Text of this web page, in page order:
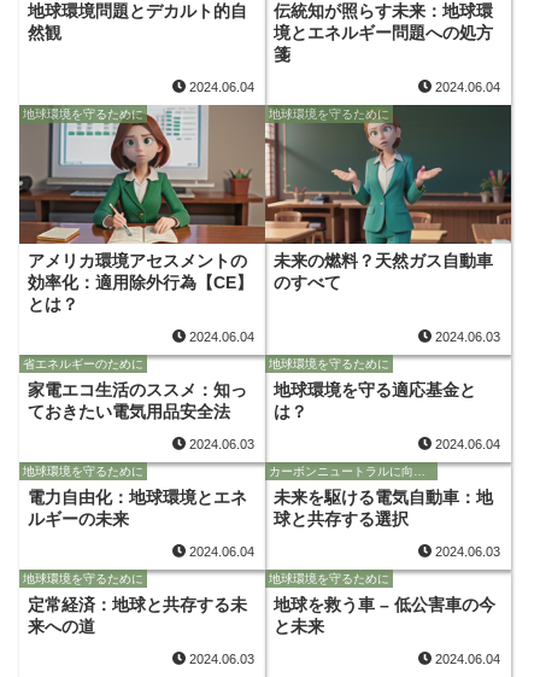
地球環境問題とデカルト的自
然観
2024.06.04
伝統知が照らす未来：地球環
境とエネルギー問題への処方
箋
2024.06.04
地球環境を守るために
アメリカ環境アセスメントの
効率化：適用除外行為【CE】
とは？
2024.06.04
地球環境を守るために
未来の燃料？天然ガス自動車
のすべて
2024.06.03
省エネルギーのために
家電エコ生活のススメ：知っ
ておきたい電気用品安全法
2024.06.03
地球環境を守るために
地球環境を守る適応基金と
は？
2024.06.04
地球環境を守るために
電力自由化：地球環境とエネ
ルギーの未来
2024.06.04
未来を駆ける電気自動車：地
球と共存する選択
2024.06.03
地球環境を守るために
定常経済：地球と共存する未
来への道
2024.06.03
地球環境を守るために
地球を救う車 – 低公害車の今
と未来
2024.06.04